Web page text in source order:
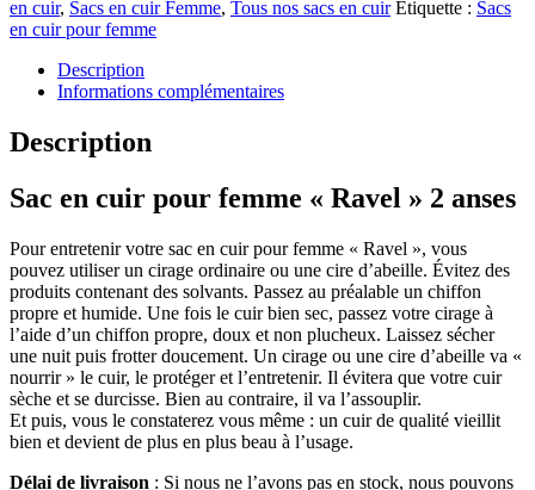
en cuir, Sacs en cuir Femme, Tous nos sacs en cuir Étiquette : Sacs
en cuir pour femme
Description
Informations complémentaires
Description
Sac en cuir pour femme « Ravel » 2 anses
Pour entretenir votre sac en cuir pour femme « Ravel », vous
pouvez utiliser un cirage ordinaire ou une cire d’abeille. Évitez des
produits contenant des solvants. Passez au préalable un chiffon
propre et humide. Une fois le cuir bien sec, passez votre cirage à
l’aide d’un chiffon propre, doux et non plucheux. Laissez sécher
une nuit puis frotter doucement. Un cirage ou une cire d’abeille va «
nourrir » le cuir, le protéger et l’entretenir. Il évitera que votre cuir
sèche et se durcisse. Bien au contraire, il va l’assouplir.
Et puis, vous le constaterez vous même : un cuir de qualité vieillit
bien et devient de plus en plus beau à l’usage.
Délai de livraison : Si nous ne l’avons pas en stock, nous pouvons